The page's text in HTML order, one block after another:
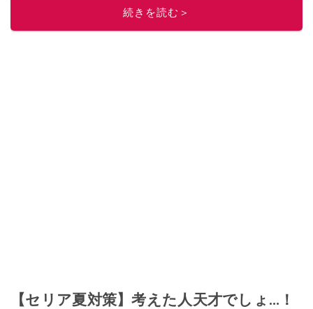
続きを読む＞
【セリア夏対策】考えた人天才でしょ…！